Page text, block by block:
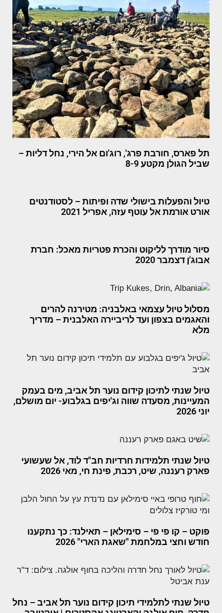
תל פארס, חורבת פרג', רוג'ום אל הירי, נחל דליות –
שביל הגולן מקטע 8-9
טיול והפעלות בישולי שדה ופיתות – לסטודנטים
אורט אורמת אל עוטף עזה, אפריל 2021
סיור מודרך לליקוט והכרת פטריות מאכל: חברת
אבוג'ן דצמבר 2020
מסלול טיול עצמאי באלבניה: מטירנה להרים
והאגמים בצפון ועד לריביירה האלבנית – מדריך
מלא
טיול שנתי לתיכון קידום נוער תל אביב, מים בעמק
המעיינות, מסעדה שווה וג'יפים בגלבוע- יום מושלם,
יוני 2026
טיול שנתי תלמידות חרדיות חב"ד לוד, אל שעשועי
פארק רעננה, שיט, רכבת, פינת חי, מאי 2026
פוקט – קו פי פי – סימילאן – תאילנד: כך נתקענו
חודש וחצי במלחמת "שאגת הארי" 2026
טיול שנתי לתלמידי תיכון קידום נוער תל אביב – נחל